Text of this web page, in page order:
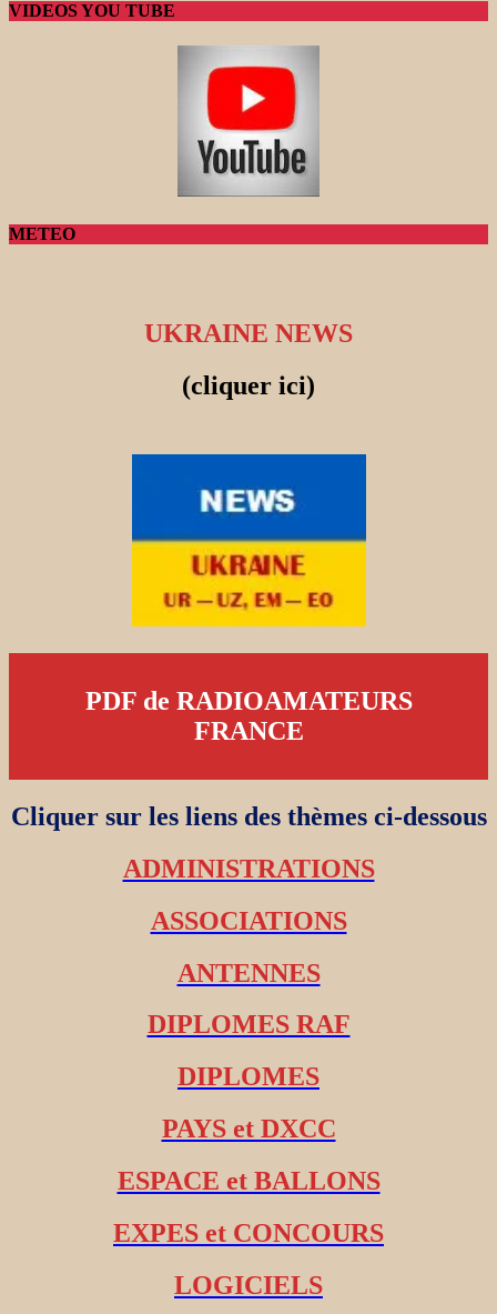
VIDEOS YOU TUBE
METEO
UKRAINE NEWS
(cliquer ici)
PDF de RADIOAMATEURS
FRANCE
Cliquer sur les liens des thèmes ci-dessous
ADMINISTRATIONS
ASSOCIATIONS
ANTENNES
DIPLOMES RAF
DIPLOMES
PAYS et DXCC
ESPACE et BALLONS
EXPES et CONCOURS
LOGICIELS